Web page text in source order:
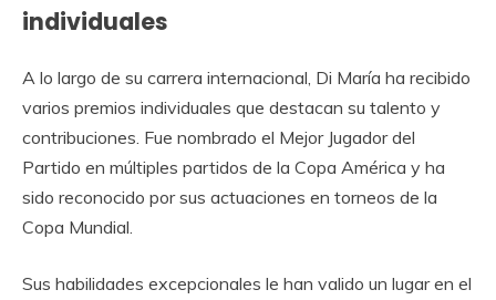
individuales
A lo largo de su carrera internacional, Di María ha recibido
varios premios individuales que destacan su talento y
contribuciones. Fue nombrado el Mejor Jugador del
Partido en múltiples partidos de la Copa América y ha
sido reconocido por sus actuaciones en torneos de la
Copa Mundial.
Sus habilidades excepcionales le han valido un lugar en el